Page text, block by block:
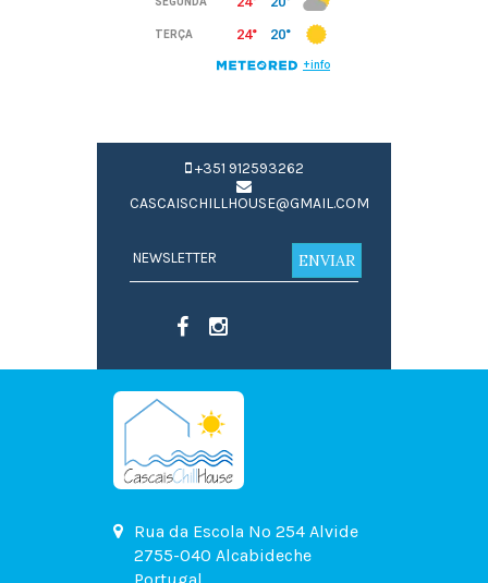
+351 912593262
CASCAISCHILLHOUSE@GMAIL.COM
ENVIAR
Rua da Escola Nº 254 Alvide
2755-040 Alcabideche